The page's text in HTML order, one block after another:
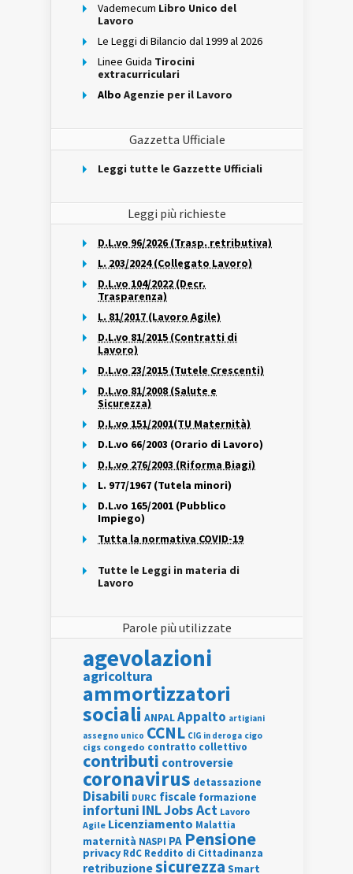
Vademecum Libro Unico del
Lavoro
Le Leggi di Bilancio dal 1999 al 2026
Linee Guida Tirocini
extracurriculari
Albo Agenzie per il Lavoro
Gazzetta Ufficiale
Leggi tutte le Gazzette Ufficiali
Leggi più richieste
D.L.vo 96/2026 (Trasp. retributiva)
L. 203/2024 (Collegato Lavoro)
D.L.vo 104/2022 (Decr.
Trasparenza)
L. 81/2017 (Lavoro Agile)
D.L.vo 81/2015 (Contratti di
Lavoro)
D.L.vo 23/2015 (Tutele Crescenti)
D.L.vo 81/2008 (Salute e
Sicurezza)
D.L.vo 151/2001(TU Maternità)
D.L.vo 66/2003 (Orario di Lavoro)
D.L.vo 276/2003 (Riforma Biagi)
L. 977/1967 (Tutela minori)
D.L.vo 165/2001 (Pubblico
Impiego)
Tutta la normativa COVID-19
Tutte le Leggi in materia di
Lavoro
Parole più utilizzate
agevolazioni
agricoltura
ammortizzatori
sociali ANPALAppalto artigiani
assegno unico CCNL CIG in deroga cigo
cigs congedo contratto collettivo
contributi controversie
coronavirus detassazione
Disabili DURC fiscale formazione
infortuni INLJobs Act Lavoro
Agile Licenziamento Malattia
maternità NASPI PA Pensione
privacy RdC Reddito di Cittadinanza
retribuzionesicurezza Smart